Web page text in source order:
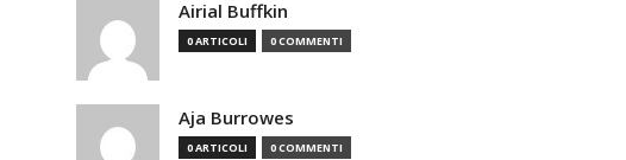
Airial Buffkin
0 ARTICOLI 0 COMMENTI
Aja Burrowes
0 ARTICOLI 0 COMMENTI